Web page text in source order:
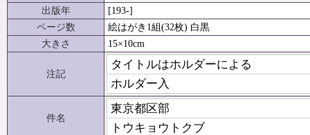
出版年
[193-]
ページ数
絵はがき1組(32枚) 白黒
大きさ
15×10cm
注記
タイトルはホルダーによる
ホルダー入
件名
東京都区部
トウキョウトクブ